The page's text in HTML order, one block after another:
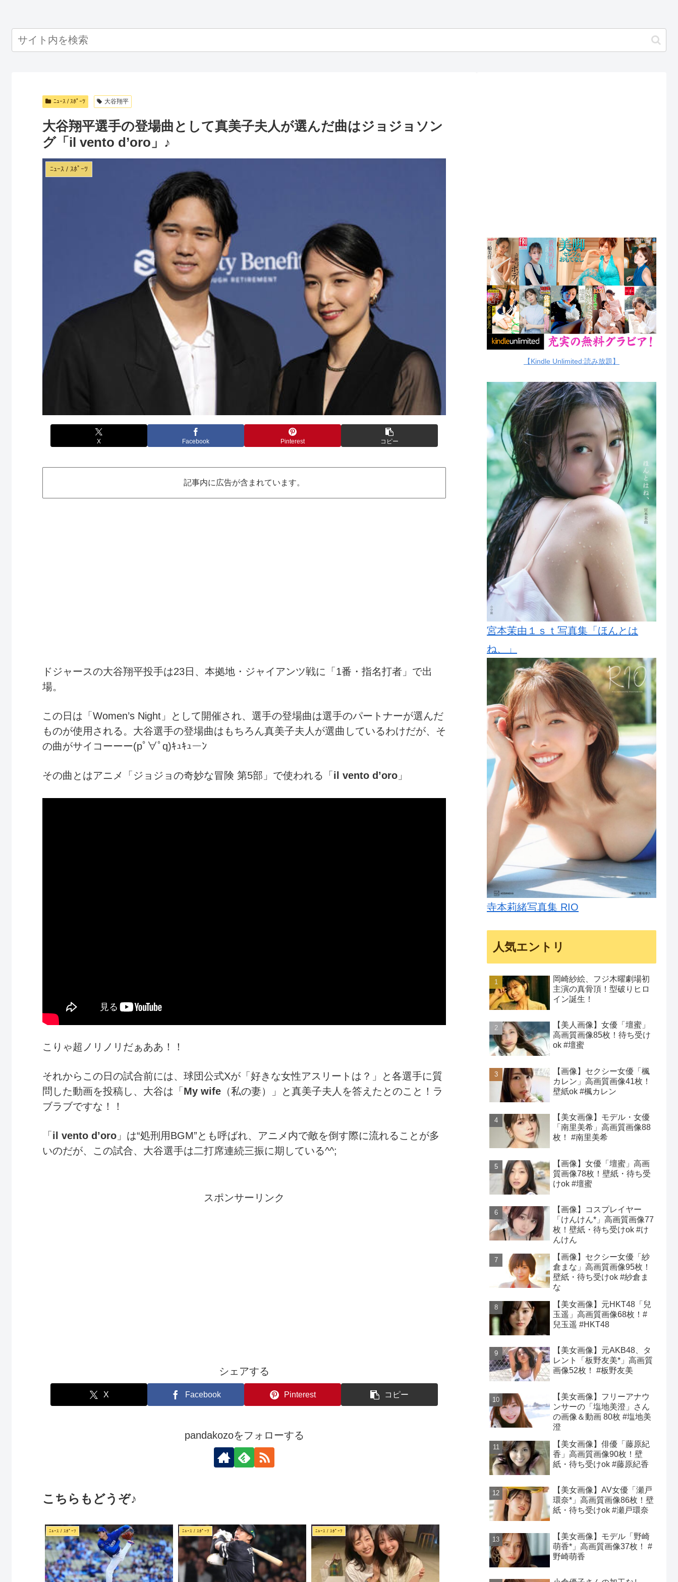
ﾆｭｰｽ / ｽﾎﾟｰﾂ 大谷翔平
大谷翔平選手の登場曲として真美子夫人が選んだ曲はジョジョソン
グ「il vento d’oro」♪
ﾆｭｰｽ / ｽﾎﾟｰﾂ
X Facebook Pinterest コピー
記事内に広告が含まれています。
ドジャースの大谷翔平投手は23日、本拠地・ジャイアンツ戦に「1番・指名打者」で出
場。
この日は「Women’s Night」として開催され、選手の登場曲は選手のパートナーが選んだ
ものが使用される。大谷選手の登場曲はもちろん真美子夫人が選曲しているわけだが、そ
の曲がサイコーーー(pﾟ∀ﾟq)ｷｭｷｭーﾝ
その曲とはアニメ「ジョジョの奇妙な冒険 第5部」で使われる「 il vento d’oro 」
こりゃ超ノリノリだぁああ！！
それからこの日の試合前には、球団公式Xが「好きな女性アスリートは？」と各選手に質
問した動画を投稿し、大谷は「 My wife （私の妻）」と真美子夫人を答えたとのこと！ラ
ブラブですな！！
「 il vento d’oro 」は“処刑用BGM”とも呼ばれ、アニメ内で敵を倒す際に流れることが多
いのだが、この試合、大谷選手は二打席連続三振に期している^^;
スポンサーリンク
シェアする
X Facebook Pinterest コピー
pandakozoをフォローする
こちらもどうぞ♪
ﾆｭｰｽ / ｽﾎﾟｰﾂ ﾆｭｰｽ / ｽﾎﾟｰﾂ ﾆｭｰｽ / ｽﾎﾟｰﾂ
【Kindle Unlimited:読み放題】
宮本茉由１ｓｔ写真集「ほんとは
ね、」
寺本莉緒写真集 RIO
人気エントリ
岡崎紗絵、フジ木曜劇場初
主演の真骨頂！型破りヒロ
イン誕生！
【美人画像】女優「壇蜜」
高画質画像85枚！待ち受け
ok #壇蜜
【画像】セクシー女優「楓
カレン」高画質画像41枚！
壁紙ok #楓カレン
【美女画像】モデル・女優
「南里美希」高画質画像88
枚！ #南里美希
【画像】女優「壇蜜」高画
質画像78枚！壁紙・待ち受
けok #壇蜜
【画像】コスプレイヤー
「けんけん*」高画質画像77
枚！壁紙・待ち受けok #け
んけん
【画像】セクシー女優「紗
倉まな」高画質画像95枚！
壁紙・待ち受けok #紗倉ま
な
【美女画像】元HKT48「兒
玉遥」高画質画像68枚！#
兒玉遥 #HKT48
【美女画像】元AKB48、タ
レント「板野友美*」高画質
画像52枚！ #板野友美
【美女画像】フリーアナウ
ンサーの「塩地美澄」さん
の画像＆動画 80枚 #塩地美
澄
【美女画像】俳優「藤原紀
香」高画質画像90枚！壁
紙・待ち受けok #藤原紀香
【美女画像】AV女優「瀬戸
環奈*」高画質画像86枚！壁
紙・待ち受けok #瀬戸環奈
【美女画像】モデル「野崎
萌香*」高画質画像37枚！ #
野崎萌香